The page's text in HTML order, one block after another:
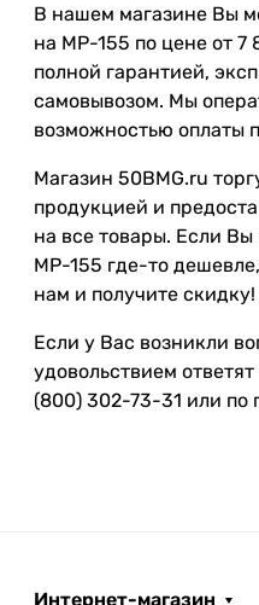
В нашем магазине Вы
на МР-155 по цене от 7
полной гарантией,
самовывозом. Мы
возможностью оплаты
Магазин 50BMG.ru
продукцией и
на все товары. Если
МР-155 где-то
нам и получите скидку!
Если у Вас возникли
удовольствием
(800) 302-73-31 или по
Интернет-магазин